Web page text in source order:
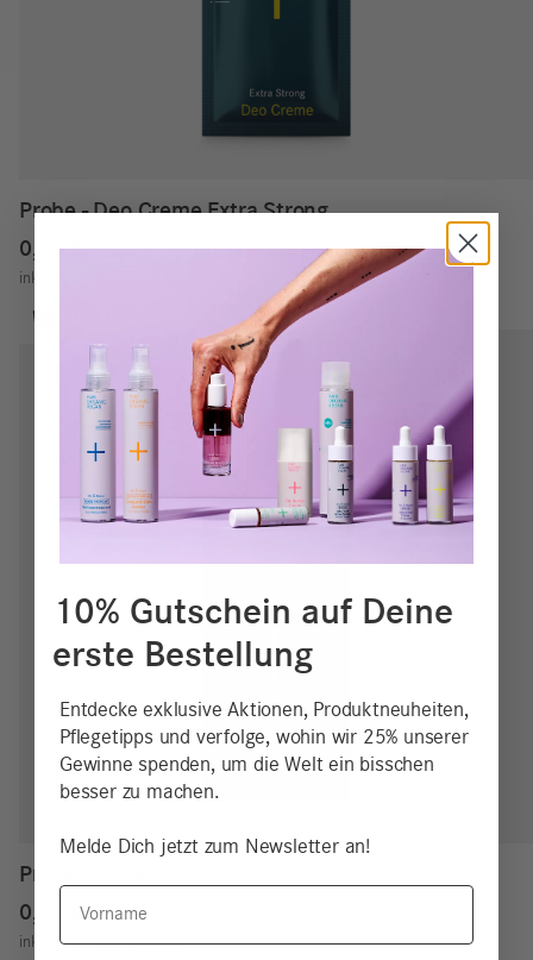
Probe - Deo Creme Extra Strong
0,00€
inkl. MwSt.
Probe – Face Power Gel
0,00
€
inkl. MwSt. zzgl.Versand
10% Gutschein auf Deine
erste Bestellung
Entdecke exklusive Aktionen, Produktneuheiten,
Pflegetipps und verfolge, wohin wir 25% unserer
Gewinne spenden, um die Welt ein bisschen
besser zu machen.
Melde Dich jetzt zum Newsletter an!
Vorname